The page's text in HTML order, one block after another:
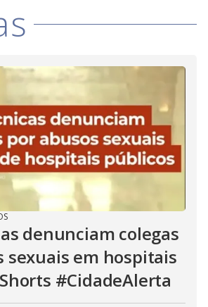
denunciam colegas
sexuais em hospitais
#CidadeAlerta